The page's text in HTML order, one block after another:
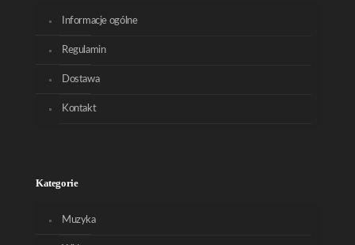
Informacje ogólne
Regulamin
Dostawa
Kontakt
Kategorie
Muzyka